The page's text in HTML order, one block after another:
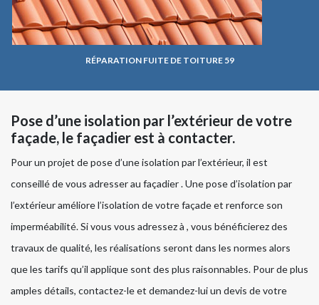
RÉPARATION FUITE DE TOITURE 59
Pose d’une isolation par l’extérieur de votre
façade, le façadier est à contacter.
Pour un projet de pose d’une isolation par l’extérieur, il est
conseillé de vous adresser au façadier . Une pose d’isolation par
l’extérieur améliore l’isolation de votre façade et renforce son
imperméabilité. Si vous vous adressez à , vous bénéficierez des
travaux de qualité, les réalisations seront dans les normes alors
que les tarifs qu’il applique sont des plus raisonnables. Pour de plus
amples détails, contactez-le et demandez-lui un devis de votre